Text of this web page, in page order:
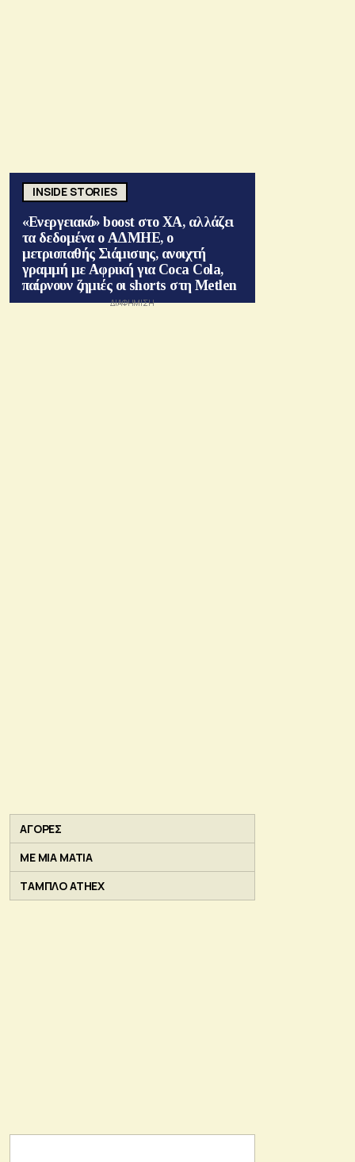
INSIDE STORIES
«Ενεργειακό» boost στο ΧΑ, αλλάζει
τα δεδομένα ο ΑΔΜΗΕ, ο
μετριοπαθής Σιάμισιης, ανοιχτή
γραμμή με Αφρική για Coca Cola,
παίρνουν ζημιές οι shorts στη Metlen
ΑΓΟΡΕΣ
ΜΕ ΜΙΑ ΜΑΤΙΑ
ΤΑΜΠΛΟ ATHEX